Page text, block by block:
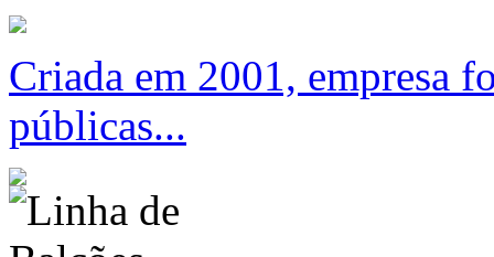
Criada em 2001, empresa
públicas...